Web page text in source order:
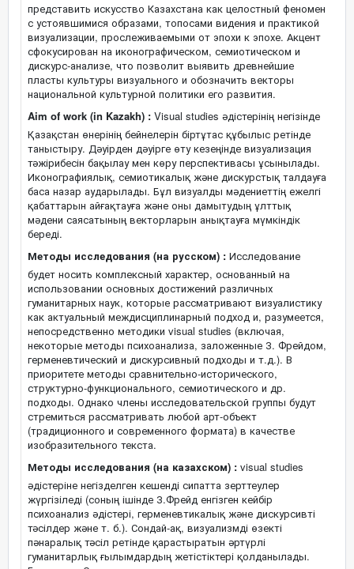
представить искусство Казахстана как целостный феномен
с устоявшимися образами, топосами видения и практикой
визуализации, прослеживаемыми от эпохи к эпохе. Акцент
сфокусирован на иконографическом, семиотическом и
дискурс-анализе, что позволит выявить древнейшие
пласты культуры визуального и обозначить векторы
национальной культурной политики его развития.
Aim of work (in Kazakh) : Visual studies әдістерінің негізінде
Қазақстан өнерінің бейнелерін біртұтас құбылыс ретінде
таныстыру. Дәуірден дәуірге өту кезеңінде визуализация
тәжірибесін бақылау мен көру перспективасы ұсынылады.
Иконографиялық, семиотикалық және дискурстық талдауға
баса назар аударылады. Бұл визуалды мәдениеттің ежелгі
қабаттарын айғақтауға және оны дамытудың ұлттық
мәдени саясатының векторларын анықтауға мүмкіндік
береді.
Методы исследования (на русском) : Исследование
будет носить комплексный характер, основанный на
использовании основных достижений различных
гуманитарных наук, которые рассматривают визуалистику
как актуальный междисциплинарный подход и, разумеется,
непосредственно методики visual studies (включая,
некоторые методы психоанализа, заложенные З. Фрейдом,
герменевтический и дискурсивный подходы и т.д.). В
приоритете методы сравнительно-исторического,
структурно-функционального, семиотического и др.
подходы. Однако члены исследовательской группы будут
стремиться рассматривать любой арт-объект
(традиционного и современного формата) в качестве
изобразительного текста.
Методы исследования (на казахском) : visual studies
әдістеріне негізделген кешенді сипатта зерттеулер
жүргізіледі (соның ішінде З.Фрейд енгізген кейбір
психоанализ әдістері, герменевтикалық және дискурсивті
тәсілдер және т. б.). Сондай-ақ, визуализмді өзекті
пәнаралық тәсіл ретінде қарастыратын әртүрлі
гуманитарлық ғылымдардың жетістіктері қолданылады.